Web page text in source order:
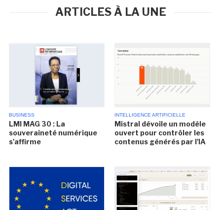
ARTICLES À LA UNE
BUSINESS
LMI MAG 30 : La
souveraineté numérique
s'affirme
INTELLIGENCE ARTIFICIELLE
Mistral dévoile un modèle
ouvert pour contrôler les
contenus générés par l'IA